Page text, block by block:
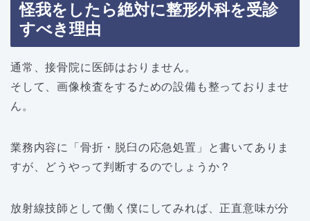
怪我をしたら絶対に整形外科を受診
すべき理由
通常、接骨院に医師はおりません。
そして、画像検査をするための設備も整っておりませ
ん。
業務内容に「骨折・脱臼の応急処置」と書いてありま
すが、どうやって判断するのでしょうか？
放射線技師として働く僕にしてみれば、正直意味が分